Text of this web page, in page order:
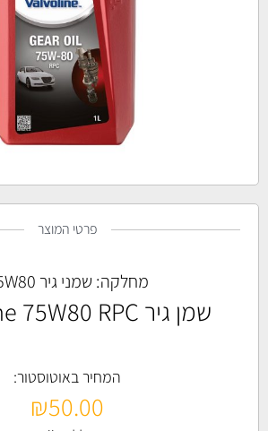
פרטי המוצר
מחלקה: שמני גיר 75W80
שמן גיר Valvoline 75W80 RPC
המחיר באוטוסטור:
₪50.00